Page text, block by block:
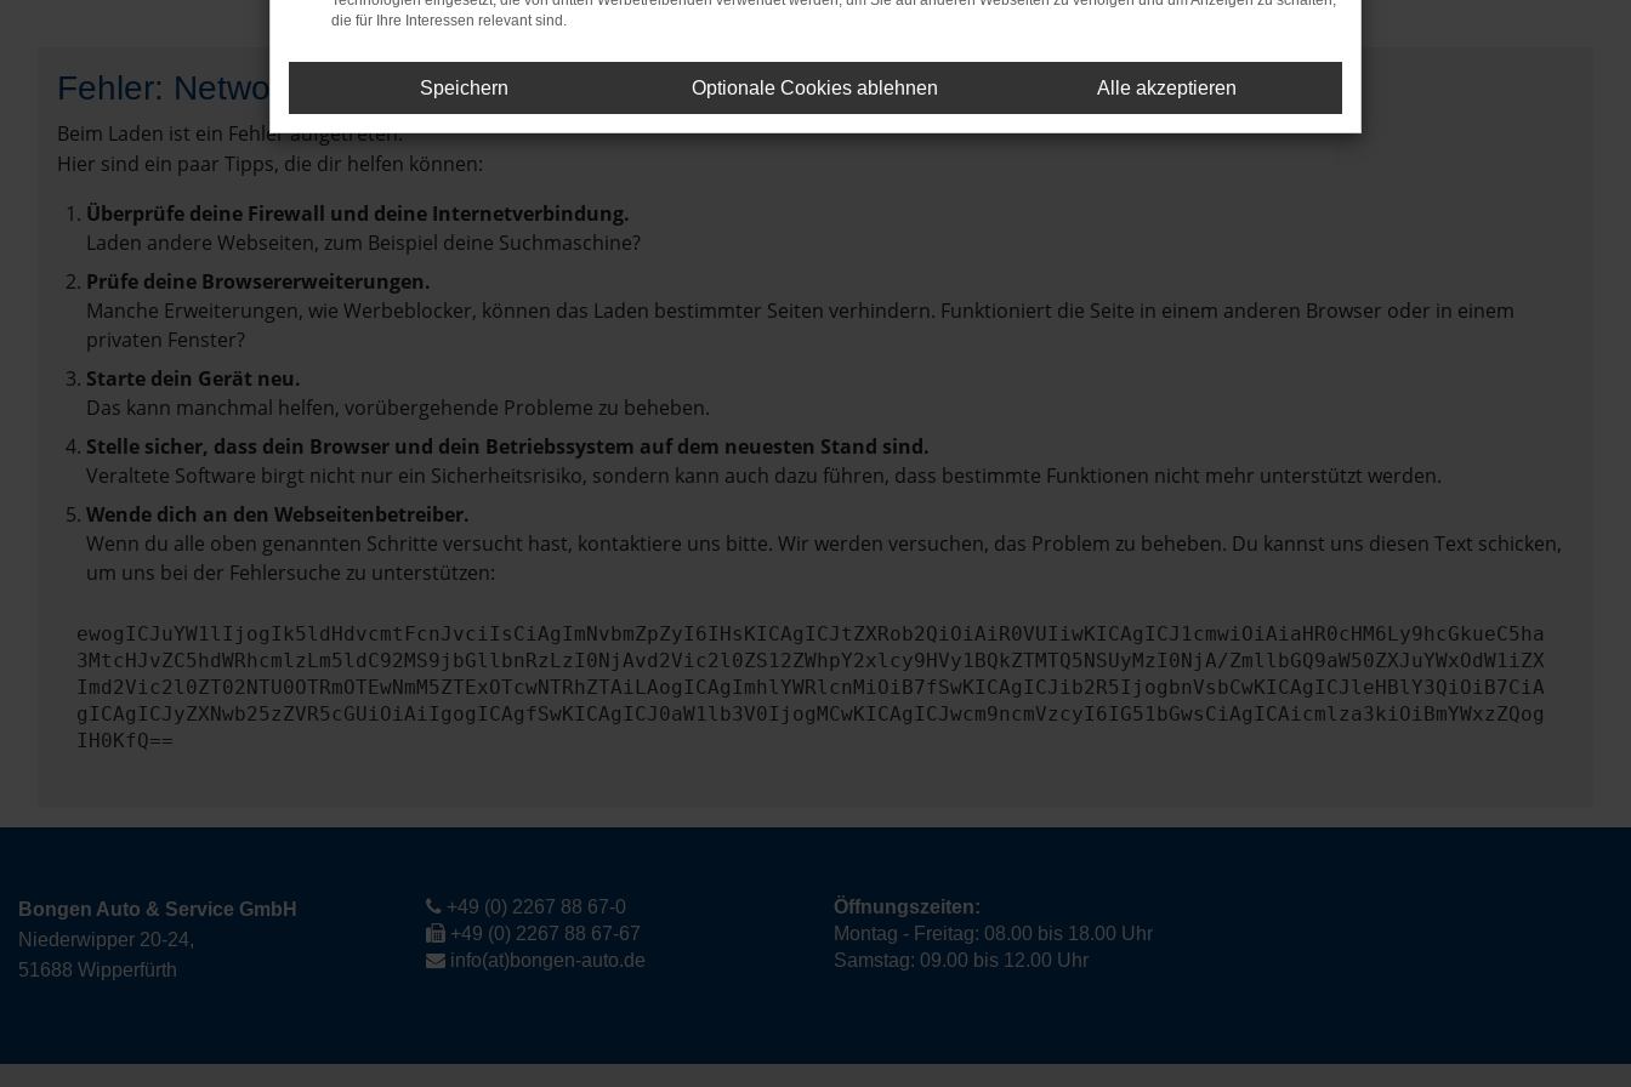
Fehler: Network Error
Beim Laden ist ein Fehler aufgetreten.
Hier sind ein paar Tipps, die dir helfen können:
Überprüfe deine Firewall und deine Internetverbindung.
Laden andere Webseiten, zum Beispiel deine Suchmaschine?
Prüfe deine Browsererweiterungen.
Manche Erweiterungen, wie Werbeblocker, können das Laden bestimmter Seiten verhindern. Funktioniert die Seite in einem anderen Browser oder in einem
privaten Fenster?
Starte dein Gerät neu.
Das kann manchmal helfen, vorübergehende Probleme zu beheben.
Stelle sicher, dass dein Browser und dein Betriebssystem auf dem neuesten Stand sind.
Veraltete Software birgt nicht nur ein Sicherheitsrisiko, sondern kann auch dazu führen, dass bestimmte Funktionen nicht mehr unterstützt werden.
Wende dich an den Webseitenbetreiber.
Wenn du alle oben genannten Schritte versucht hast, kontaktiere uns bitte. Wir werden versuchen, das Problem zu beheben. Du kannst uns diesen Text schicken,
um uns bei der Fehlersuche zu unterstützen:
ewogICJuYW1lIjogIk5ldHdvcmtFcnJvciIsCiAgImNvbmZpZyI6IHsKICAgICJtZXRob2QiOiAiR0VUIiwKICAgICJ1cmwiOiAiaHR0cHM6Ly9hcGkueC5ha
3MtcHJvZC5hdWRhcmlzLm5ldC92MS9jbGllbnRzLzI0NjAvd2Vic2l0ZS12ZWhpY2xlcy9HVy1BQkZTMTQ5NSUyMzI0NjA/ZmllbGQ9aW50ZXJuYWxOdW1iZX
Imd2Vic2l0ZT02NTU0OTRmOTEwNmM5ZTExOTcwNTRhZTAiLAogICAgImhlYWRlcnMiOiB7fSwKICAgICJib2R5IjogbnVsbCwKICAgICJleHBlY3QiOiB7CiA
gICAgICJyZXNwb25zZVR5cGUiOiAiIgogICAgfSwKICAgICJ0aW1lb3V0IjogMCwKICAgICJwcm9ncmVzcyI6IG51bGwsCiAgICAicmlza3kiOiBmYWxzZQog
IH0KfQ==
Bongen Auto & Service GmbH
Niederwipper 20-24,
51688 Wipperfürth
+49 (0) 2267 88 67-0
+49 (0) 2267 88 67-67
info(at)bongen-auto.de
Öffnungszeiten:
Montag - Freitag: 08.00 bis 18.00 Uhr
Samstag: 09.00 bis 12.00 Uhr
die für Ihre Interessen relevant sind.
Speichern Optionale Cookies ablehnen Alle akzeptieren